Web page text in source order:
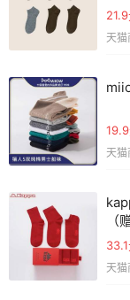
天
19.9
天
（
天